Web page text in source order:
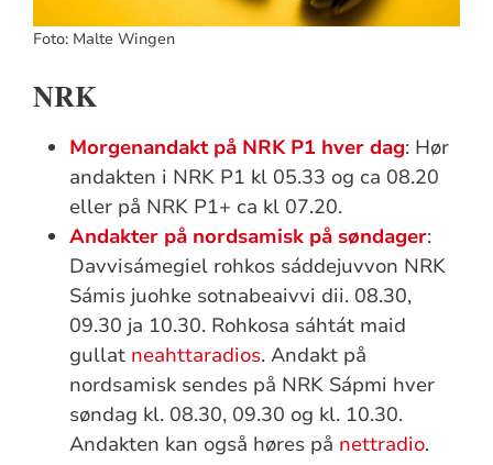
Foto: Malte Wingen
NRK
Morgenandakt på NRK P1 hver dag: Hør
andakten i NRK P1 kl 05.33 og ca 08.20
eller på NRK P1+ ca kl 07.20.
Andakter på nordsamisk på søndager:
Davvisámegiel rohkos sáddejuvvon NRK
Sámis juohke sotnabeaivvi dii. 08.30,
09.30 ja 10.30. Rohkosa sáhtát maid
gullat neahttaradios. Andakt på
nordsamisk sendes på NRK Sápmi hver
søndag kl. 08.30, 09.30 og kl. 10.30.
Andakten kan også høres på nettradio.